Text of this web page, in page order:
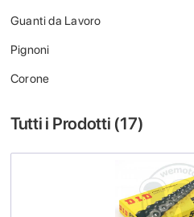
Guanti da Lavoro
Pignoni
Corone
Tutti i Prodotti (17)